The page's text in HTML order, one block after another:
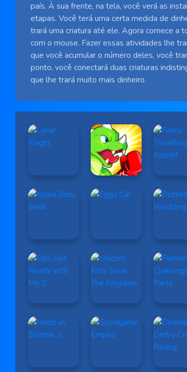
país. À sua frente, na tela, você verá as
etapas. Você terá uma certa medida de
trará uma criatura até ele. Agora comece a
com o mouse. Fazer essas atividades lhe
que você acumular o número deles, você
ponto, você conectará duas criaturas
que lhe trará muito mais dinheiro.